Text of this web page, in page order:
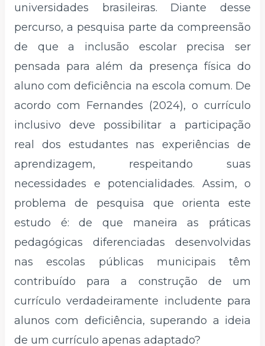
universidades brasileiras. Diante desse
percurso, a pesquisa parte da compreensão
de que a inclusão escolar precisa ser
pensada para além da presença física do
aluno com deficiência na escola comum. De
acordo com Fernandes (2024), o currículo
inclusivo deve possibilitar a participação
real dos estudantes nas experiências de
aprendizagem, respeitando suas
necessidades e potencialidades. Assim, o
problema de pesquisa que orienta este
estudo é: de que maneira as práticas
pedagógicas diferenciadas desenvolvidas
nas escolas públicas municipais têm
contribuído para a construção de um
currículo verdadeiramente includente para
alunos com deficiência, superando a ideia
de um currículo apenas adaptado?